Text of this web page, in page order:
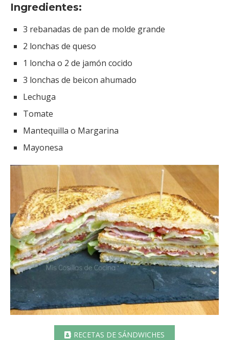
Ingredientes:
3 rebanadas de pan de molde grande
2 lonchas de queso
1 loncha o 2 de jamón cocido
3 lonchas de beicon ahumado
Lechuga
Tomate
Mantequilla o Margarina
Mayonesa
RECETAS DE SÁNDWICHES